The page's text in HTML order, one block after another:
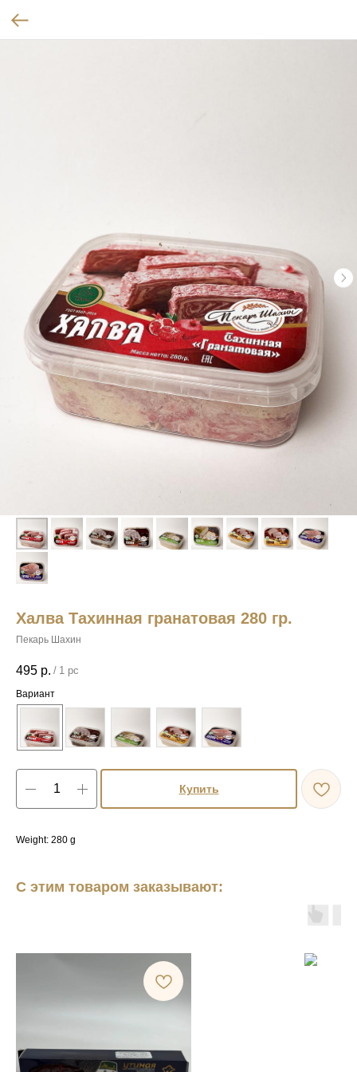
Халва Тахинная гранатовая 280 гр.
Пекарь Шахин
495 р. / 1 pc
Вариант
Купить
Weight: 280 g
С этим товаром заказывают: